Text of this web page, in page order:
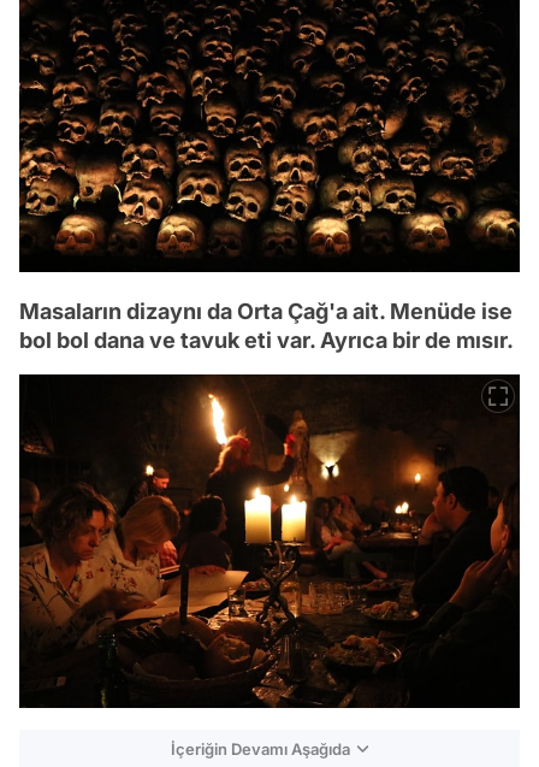
Masaların dizaynı da Orta Çağ'a ait. Menüde ise
bol bol dana ve tavuk eti var. Ayrıca bir de mısır.
İçeriğin Devamı Aşağıda